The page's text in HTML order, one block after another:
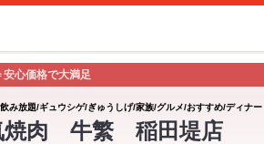
心価格で大満足
み放題/ギュウシゲ/ぎゅうしげ/家族/グルメ/おすすめ/ディナー
焼肉 牛繁 稲田堤店